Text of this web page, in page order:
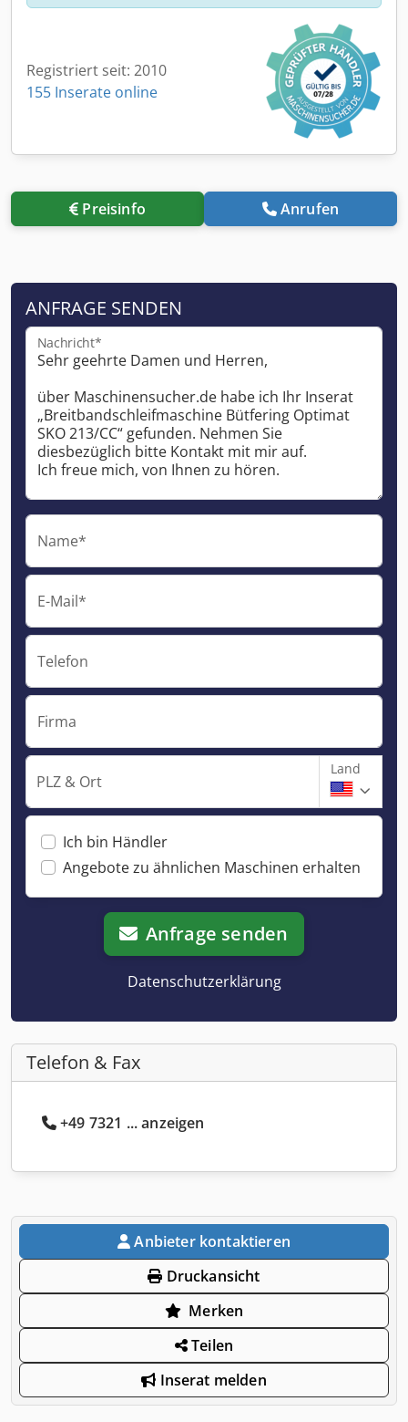
Registriert seit: 2010
155 Inserate online
Preisinfo Anrufen
ANFRAGE SENDEN
Nachricht*
Name*
E-Mail*
Telefon
Firma
PLZ & Ort
Land
Ich bin Händler
Angebote zu ähnlichen Maschinen erhalten
Anfrage senden
Datenschutzerklärung
Telefon & Fax
+49 7321 ... anzeigen
Anbieter kontaktieren
Druckansicht
Merken
Teilen
Inserat melden